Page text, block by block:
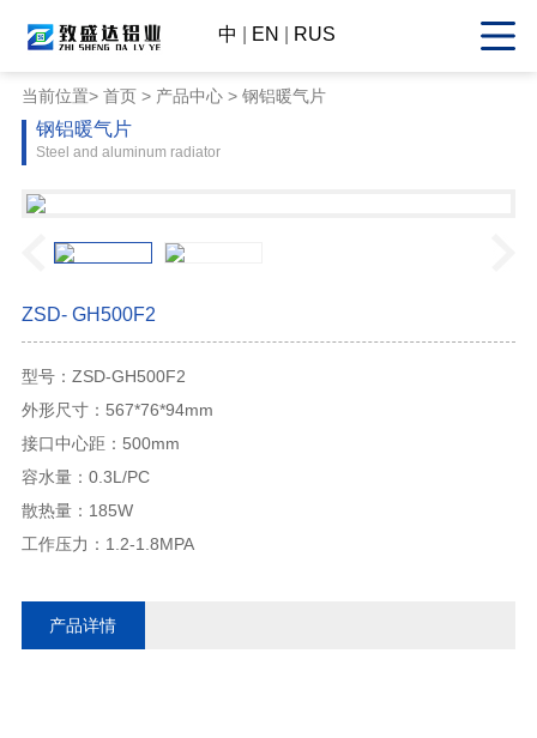
中 EN RUS
当前位置> 首页> 产品中心> 钢铝暖气片
钢铝暖气片
Steel and aluminum radiator
ZSD- GH500F2
型号：ZSD-GH500F2
外形尺寸：567*76*94mm
接口中心距：500mm
容水量：0.3L/PC
散热量：185W
工作压力：1.2-1.8MPA
产品详情